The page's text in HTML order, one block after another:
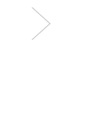
ENCASTRE
VERTICAL PARA
4 RECIPIENTES DE